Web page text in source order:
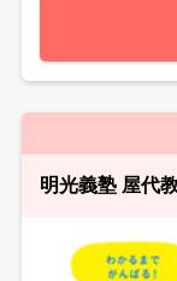
明光義塾 屋代